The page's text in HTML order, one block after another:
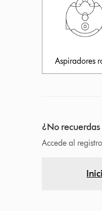
Aspiradores
¿No
Accede al